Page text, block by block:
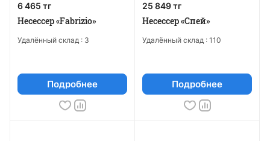
6 465 тг
Несессер «Fabrizio»
Удалённый склад : 3
Подробнее
25 849 тг
Несессер «Спей»
Удалённый склад : 110
Подробнее